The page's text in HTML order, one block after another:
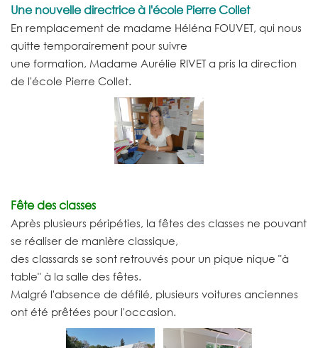
Une nouvelle directrice à l'école Pierre Collet
En remplacement de madame Héléna FOUVET, qui nous
quitte temporairement pour suivre
une formation, Madame Aurélie RIVET a pris la direction
de l'école Pierre Collet.
Fête des classes
Après plusieurs péripéties, la fêtes des classes ne pouvant
se réaliser de manière classique,
des classards se sont retrouvés pour un pique nique "à
table" à la salle des fêtes.
Malgré l'absence de défilé, plusieurs voitures anciennes
ont été prêtées pour l'occasion.